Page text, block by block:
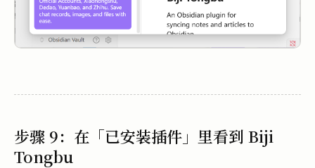
步骤 9：在「已安装插件」里看到 Biji
Tongbu